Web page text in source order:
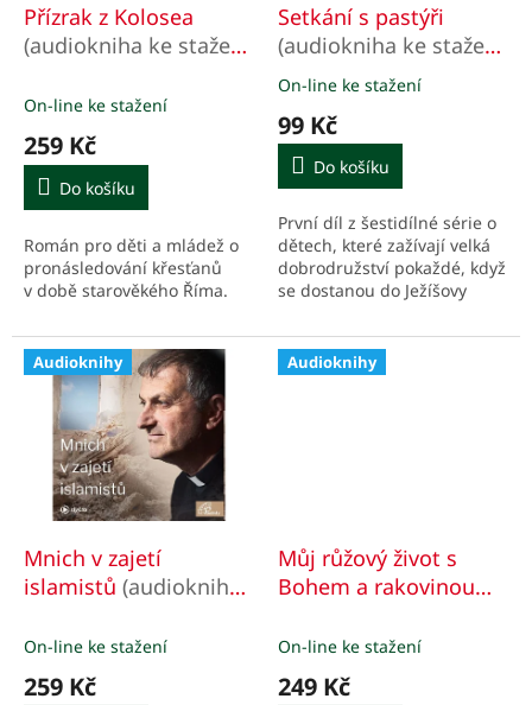
u
Přízrak z Kolosea
(audiokniha ke stažení
On-line ke stažení
259 Kč
Do košíku
Román pro děti a mládež o
pronásledování křesťanů
v době starověkého Říma.
Setkání s pastýři
(audiokniha ke stažení
v mp3)
Průměrné
hodnocení
produktu
5,0
5
hvězdiček.
On-line ke stažení
99 Kč
Do košíku
První díl z šestidílné série o
dětech, které zažívají velká
dobrodružství pokaždé, když
se dostanou do Ježíšovy
let.
Audioknihy
Mnich v zajetí
islamistů (audiokniha
On-line ke stažení
259 Kč
Audioknihy
Můj růžový život s
Bohem a rakovinou
v mp3)
On-line ke stažení
249 Kč